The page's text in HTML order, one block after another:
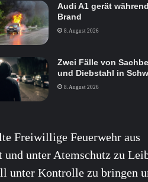
Audi A1 gerät
Brand
8. August 2026
Zwei Fälle von
und Diebstahl in
8. August 2026
Freiwillige Feuerwehr aus
unter Atemschutz zu
unter Kontrolle zu bringen